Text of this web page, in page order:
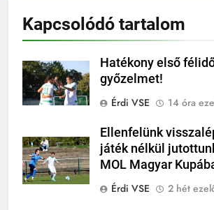
Kapcsolódó tartalom
Hatékony első
győzelmet!
Érdi VSE
14 óra
Ellenfelünk
játék nélkül
MOL Magyar
Érdi VSE
2 hét